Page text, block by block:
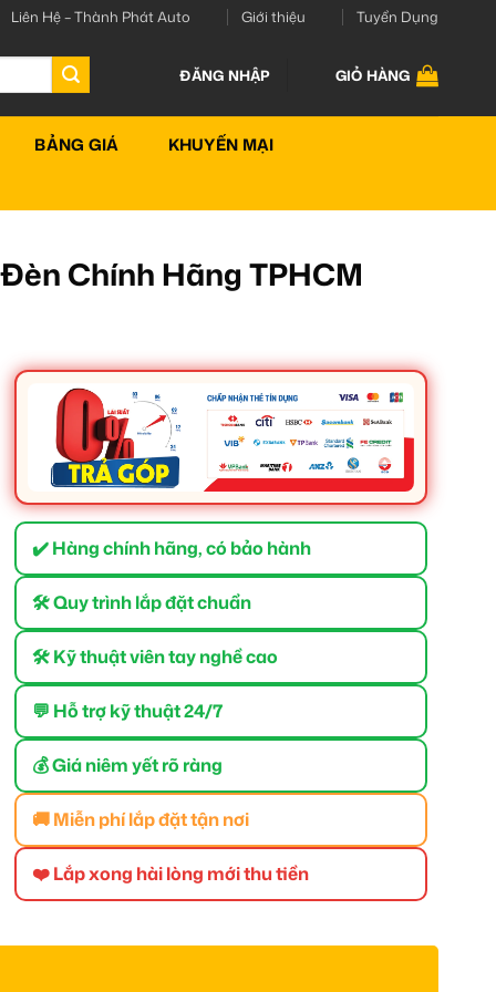
Liên Hệ – Thành Phát Auto Giới thiệu Tuyển Dụng
ĐĂNG NHẬP GIỎ HÀNG
BẢNG GIÁ KHUYẾN MẠI
Chính Hãng TPHCM
✔️ Hàng chính hãng, có bảo hành
🛠 Quy trình lắp đặt chuẩn
🛠 Kỹ thuật viên tay nghề cao
💬 Hỗ trợ kỹ thuật 24/7
💰 Giá niêm yết rõ ràng
🚚 Miễn phí lắp đặt tận nơi
❤️ Lắp xong hài lòng mới thu tiền